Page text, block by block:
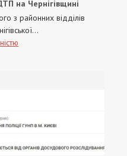
на Чернігівщині
з районних відділів